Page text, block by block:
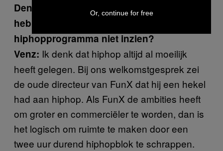
Denk je dat de mensen die deze keuze
hebben gemaakt de meerwaarde van een
hiphopprogramma niet inzien?
Venz: Ik denk dat hiphop altijd al moeilijk
heeft gelegen. Bij ons welkomstgesprek zei
de oude directeur van FunX dat hij een hekel
had aan hiphop. Als FunX de ambities heeft
om groter en commerciëler te worden, dan is
het logisch om ruimte te maken door een
twee uur durend hiphopblok te schrappen.
Or, continue for free